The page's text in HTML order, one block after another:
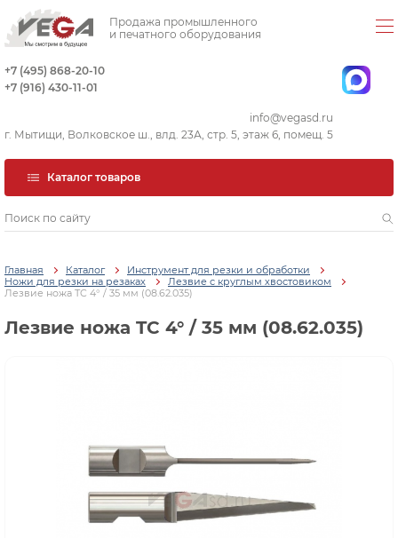
Продажа промышленного
и печатного оборудования
+7 (495) 868-20-10
+7 (916) 430-11-01
info@vegasd.ru
г. Мытищи, Волковское ш., влд. 23А, стр. 5, этаж 6, помещ. 5
Каталог товаров
Главная Каталог
Инструмент для резки и обработки
Ножи для резки на резаках
Лезвие с круглым хвостовиком
Лезвие ножа TC 4° / 35 мм (08.62.035)
Лезвие ножа TC 4° / 35 мм (08.62.035)